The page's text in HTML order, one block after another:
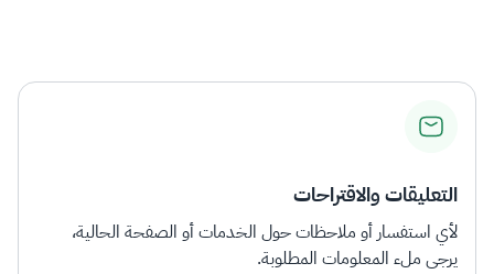
التعليقات والاقتراحات
لأي استفسار أو ملاحظات حول الخدمات أو الصفحة الحالية،
يرجى ملء المعلومات المطلوبة.